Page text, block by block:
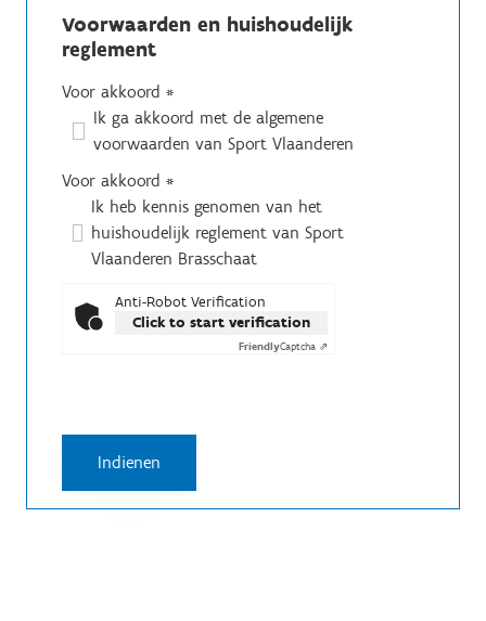
Voorwaarden en huishoudelijk
reglement
Voor akkoord *
Ik ga akkoord met de algemene
voorwaarden van Sport Vlaanderen
Voor akkoord *
Ik heb kennis genomen van het
huishoudelijk reglement van Sport
Vlaanderen Brasschaat
Anti-Robot Verification
Click to start verification
FriendlyCaptcha ⇗